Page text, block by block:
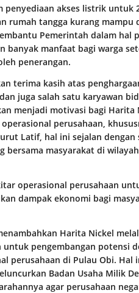
penyediaan akses listrik untuk
rumah tangga kurang mampu
Pemerintah dalam hal
manfaat bagi warga
penerangan.
terima kasih atas
juga salah satu karyawan
menjadi motivasi bagi Harita
perusahaan,
Latif, hal ini sejalan dengan
bersama masyarakat di wilayah
operasional perusahaan
dampak ekonomi bagi
Harita Nickel
pengembangan potensi
perusahaan di Pulau Obi. Hal
Badan Usaha Milik
agar perusahaan